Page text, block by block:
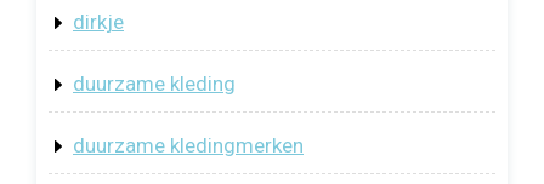
dirkje
duurzame kleding
duurzame kledingmerken